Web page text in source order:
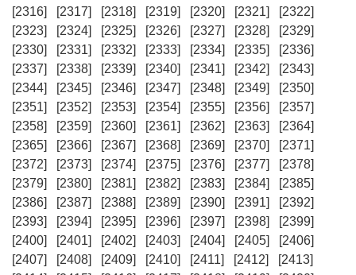
[2316]
[2317] [2318] [2319] [2320] [2321]
[2322]
[2323]
[2324] [2325] [2326] [2327] [2328]
[2329]
[2330]
[2331] [2332] [2333] [2334] [2335]
[2336]
[2337]
[2338] [2339] [2340] [2341] [2342]
[2343]
[2344]
[2345] [2346] [2347] [2348] [2349]
[2350]
[2351]
[2352] [2353] [2354] [2355] [2356]
[2357]
[2358]
[2359] [2360] [2361] [2362] [2363]
[2364]
[2365]
[2366] [2367] [2368] [2369] [2370]
[2371]
[2372]
[2373] [2374] [2375] [2376] [2377]
[2378]
[2379]
[2380] [2381] [2382] [2383] [2384]
[2385]
[2386]
[2387] [2388] [2389] [2390] [2391]
[2392]
[2393]
[2394] [2395] [2396] [2397] [2398]
[2399]
[2400]
[2401] [2402] [2403] [2404] [2405]
[2406]
[2407]
[2408] [2409] [2410] [2411] [2412]
[2413]